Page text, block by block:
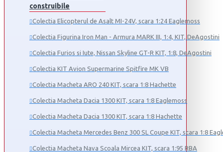
construibile
Colectia Elicopterul de Asalt MI-24V, scara 1:24 Eaglemoss
Colectia Figurina Iron Man - Armura MARK III, 1:4, KIT, DeAgostini
Colectia Furios si Iute, Nissan Skyline GT-R KIT, 1:8, DeAgostini
Colectia KIT Avion Supermarine Spitfire MK VB
Colectia Macheta ARO 240 KIT, scara 1:8 Hachette
Colectia Macheta Dacia 1300 KIT, scara 1:8 Eaglemoss
Colectia Macheta Dacia 1300 KIT, scara 1:8 Hachette
Colectia Macheta Mercedes Benz 300 SL Coupe KIT, scara 1:8
Colectia Macheta Nava Scoala Mircea KIT, scara 1:95 RBA